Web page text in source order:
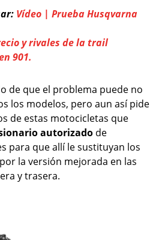
Vídeo | Prueba Husqvarna
y rivales de la trail
901.
de que el problema puede no
los modelos, pero aun así pide
de estas motocicletas que
autorizado de
para que allí le sustituyan los
la versión mejorada en las
y trasera.